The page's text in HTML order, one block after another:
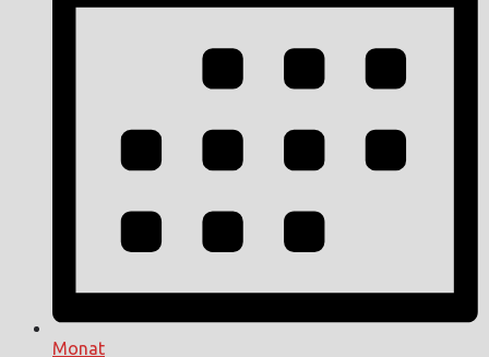
Monat